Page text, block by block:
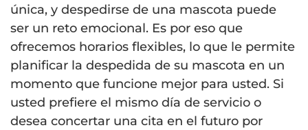
única, y despedirse de una mascota puede
ser un reto emocional. Es por eso que
ofrecemos horarios flexibles, lo que le permite
planificar la despedida de su mascota en un
momento que funcione mejor para usted. Si
usted prefiere el mismo día de servicio o
desea concertar una cita en el futuro por